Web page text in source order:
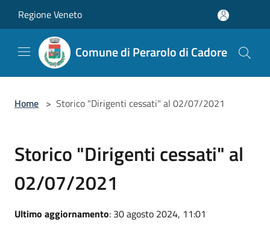
Regione Veneto
Comune di Perarolo di Cadore
Home > Storico "Dirigenti cessati" al 02/07/2021
Storico "Dirigenti cessati" al
02/07/2021
Ultimo aggiornamento: 30 agosto 2024, 11:01